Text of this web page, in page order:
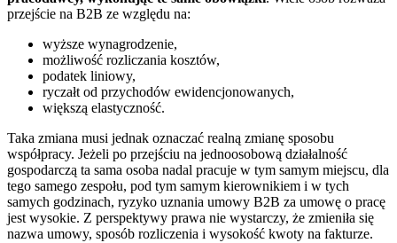
przejście na B2B ze względu na:
wyższe wynagrodzenie,
możliwość rozliczania kosztów,
podatek liniowy,
ryczałt od przychodów ewidencjonowanych,
większą elastyczność.
Taka zmiana musi jednak oznaczać realną zmianę sposobu
współpracy. Jeżeli po przejściu na jednoosobową działalność
gospodarczą ta sama osoba nadal pracuje w tym samym miejscu, dla
tego samego zespołu, pod tym samym kierownikiem i w tych
samych godzinach, ryzyko uznania umowy B2B za umowę o pracę
jest wysokie. Z perspektywy prawa nie wystarczy, że zmieniła się
nazwa umowy, sposób rozliczenia i wysokość kwoty na fakturze.